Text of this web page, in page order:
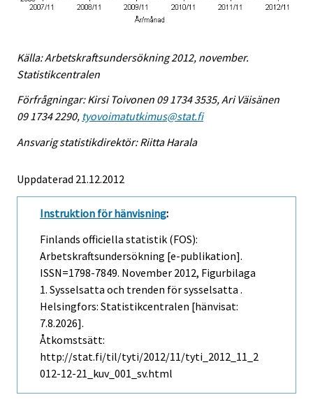
Källa: Arbetskraftsundersökning 2012, november.
Statistikcentralen
Förfrågningar: Kirsi Toivonen 09 1734 3535, Ari Väisänen
09 1734 2290, tyovoimatutkimus@stat.fi
Ansvarig statistikdirektör: Riitta Harala
Uppdaterad 21.12.2012
Instruktion för hänvisning:
Finlands officiella statistik (FOS):
Arbetskraftsundersökning [e-publikation].
ISSN=1798-7849. November 2012, Figurbilaga
1. Sysselsatta och trenden för sysselsatta .
Helsingfors: Statistikcentralen [hänvisat:
7.8.2026].
Åtkomstsätt:
http://stat.fi/til/tyti/2012/11/tyti_2012_11_2
012-12-21_kuv_001_sv.html